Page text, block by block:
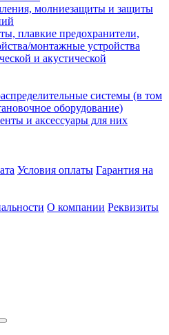
молниезащиты и защиты
плавкие предохранители,
монтажные устройства
и акустической
системы (в том
оборудование)
и аксессуары для них
Условия оплаты Гарантия на
О компании Реквизиты